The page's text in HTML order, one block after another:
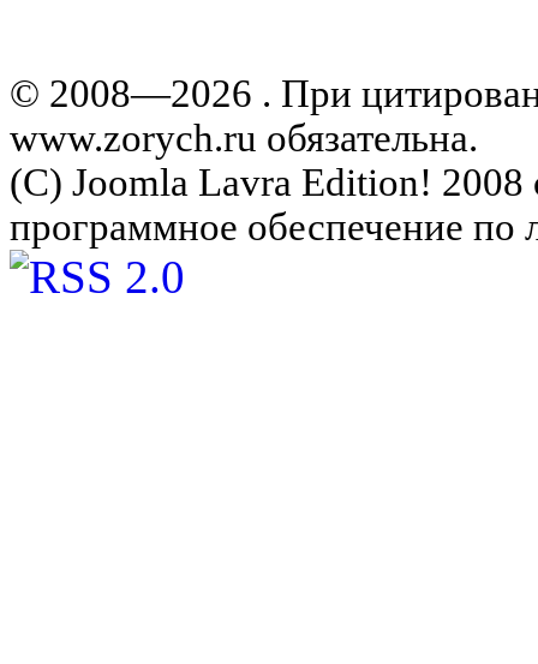
© 2008—2026 . При
www.zorych.ru обязательна.
(C) Joomla Lavra Edition! 2008
программное обеспечение по